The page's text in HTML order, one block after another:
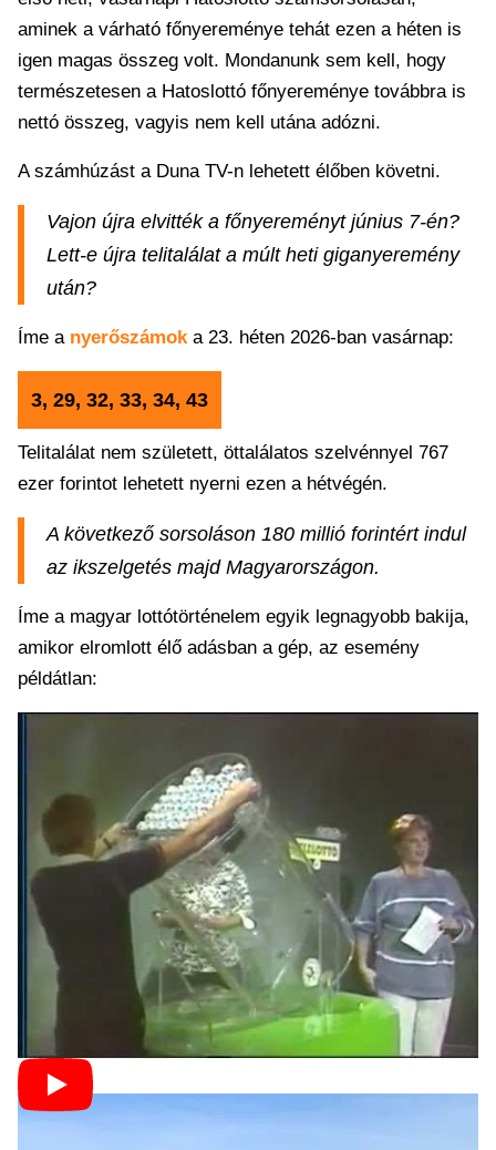
aminek a várható főnyereménye tehát ezen a héten is
igen magas összeg volt. Mondanunk sem kell, hogy
természetesen a Hatoslottó főnyereménye továbbra is
nettó összeg, vagyis nem kell utána adózni.
A számhúzást a Duna TV-n lehetett élőben követni.
Vajon újra elvitték a főnyereményt június 7-én?
Lett-e újra telitalálat a múlt heti giganyeremény
után?
Íme a nyerőszámoka 23. héten 2026-ban vasárnap:
3, 29, 32, 33, 34, 43
Telitalálat nem született, öttalálatos szelvénnyel 767
ezer forintot lehetett nyerni ezen a hétvégén.
A következő sorsoláson 180 millió forintért indul
az ikszelgetés majd Magyarországon.
Íme a magyar lottótörténelem egyik legnagyobb bakija,
amikor elromlott élő adásban a gép, az esemény
példátlan: